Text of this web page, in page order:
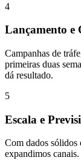
4
Lançamento e
Campanhas de
primeiras duas
dá resultado.
5
Escala e
Com dados sólidos
expandimos